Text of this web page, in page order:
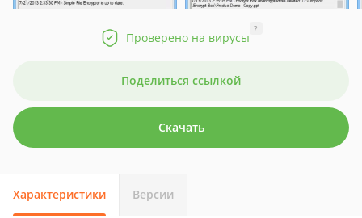
Проверено на вирусы
?
Поделиться ссылкой
Скачать
Характеристики Версии